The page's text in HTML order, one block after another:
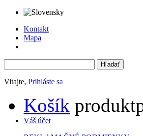
Kontakt
Mapa
Vitajte, Prihláste sa
Košík produkt
Váš účet